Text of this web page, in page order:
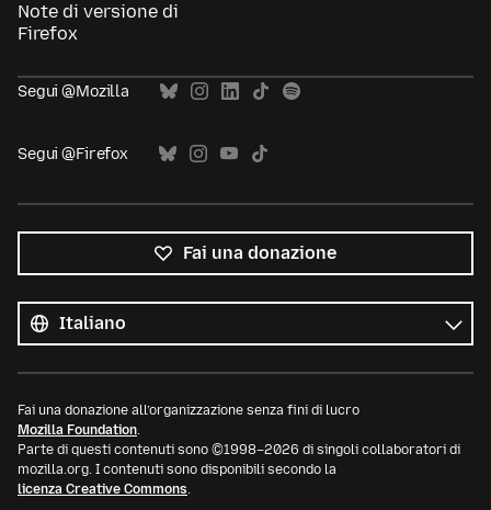
Note di versione di
Firefox
Segui @Mozilla
Segui @Firefox
Fai una donazione
le
lingue
Lingua
Fai una donazione all’organizzazione senza fini di lucro
Mozilla Foundation.
Parte di questi contenuti sono ©1998–2026 di singoli collaboratori di
mozilla.org. I contenuti sono disponibili secondo la
licenza Creative Commons.